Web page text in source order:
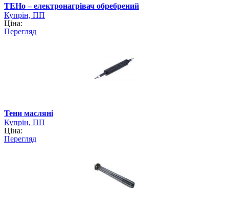
ТЕНо – електронагрівач обребрений
Купрін, ПП
Ціна:
Перегляд
Тени масляні
Купрін, ПП
Ціна:
Перегляд